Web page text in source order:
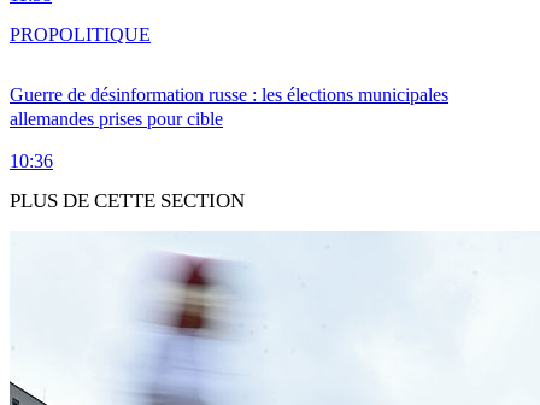
Guerre de désinformation russe : les élections municipales
allemandes prises pour cible
10:36
PROPOLITIQUE
PLUS DE CETTE SECTION